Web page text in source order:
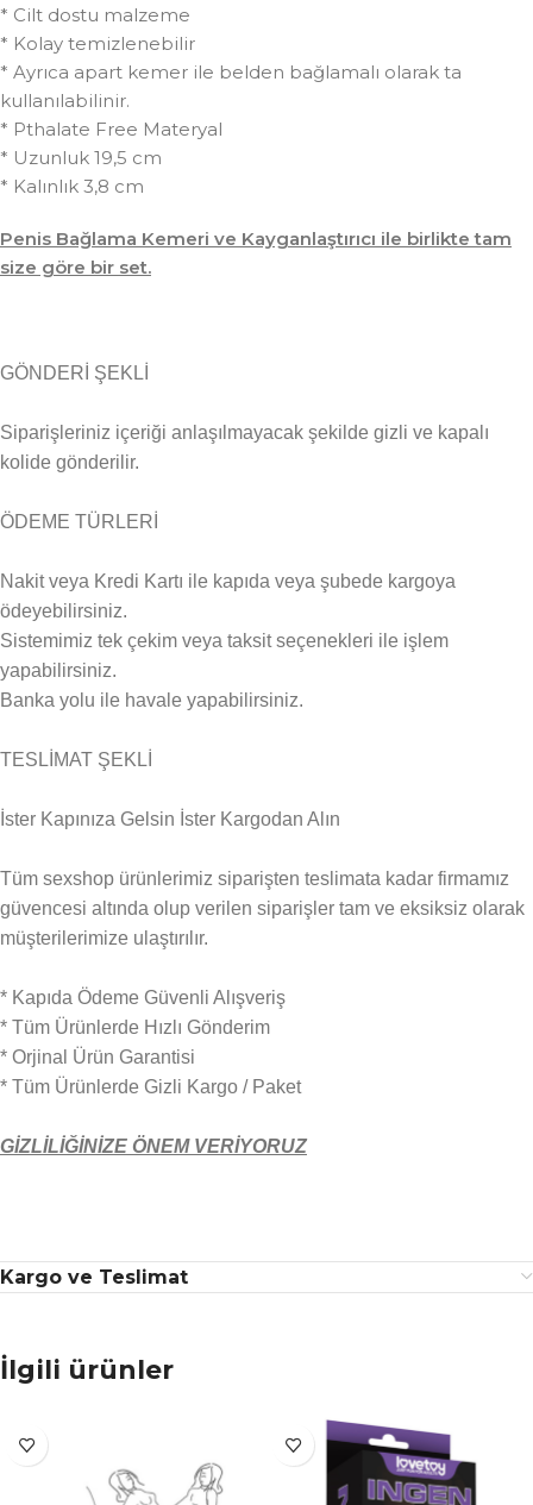
* Cilt dostu malzeme
* Kolay temizlenebilir
* Ayrıca apart kemer ile belden bağlamalı olarak ta
kullanılabilinir.
* Pthalate Free Materyal
* Uzunluk 19,5 cm
* Kalınlık 3,8 cm
Penis Bağlama Kemeri ve Kayganlaştırıcı ile birlikte tam
size göre bir set.
GÖNDERİ ŞEKLİ
Siparişleriniz içeriği anlaşılmayacak şekilde gizli ve kapalı
kolide gönderilir.
ÖDEME TÜRLERİ
Nakit veya Kredi Kartı ile kapıda veya şubede kargoya
ödeyebilirsiniz.
Sistemimiz tek çekim veya taksit seçenekleri ile işlem
yapabilirsiniz.
Banka yolu ile havale yapabilirsiniz.
TESLİMAT ŞEKLİ
İster Kapınıza Gelsin İster Kargodan Alın
Tüm sexshop ürünlerimiz siparişten teslimata kadar firmamız
güvencesi altında olup verilen siparişler tam ve eksiksiz olarak
müşterilerimize ulaştırılır.
* Kapıda Ödeme Güvenli Alışveriş
* Tüm Ürünlerde Hızlı Gönderim
* Orjinal Ürün Garantisi
* Tüm Ürünlerde Gizli Kargo / Paket
GİZLİLİĞİNİZE ÖNEM VERİYORUZ
Kargo ve Teslimat
İlgili ürünler